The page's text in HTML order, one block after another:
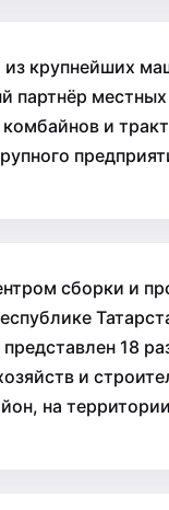
крупнейших
партнёр
и
сборки и
18
и
на